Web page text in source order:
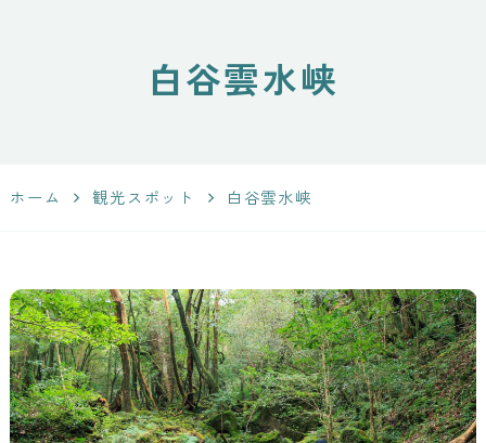
遺産「屋久島」の
白谷雲水峡
ホーム 観光スポット 白谷雲水峡